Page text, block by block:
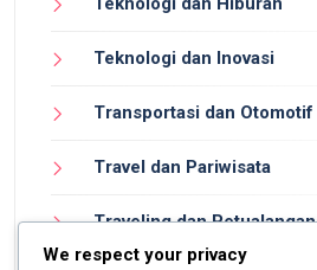
Teknologi dan Inovasi
Transportasi dan Otomotif
Travel dan Pariwisata
Traveling dan Petualangan
We respect your privacy